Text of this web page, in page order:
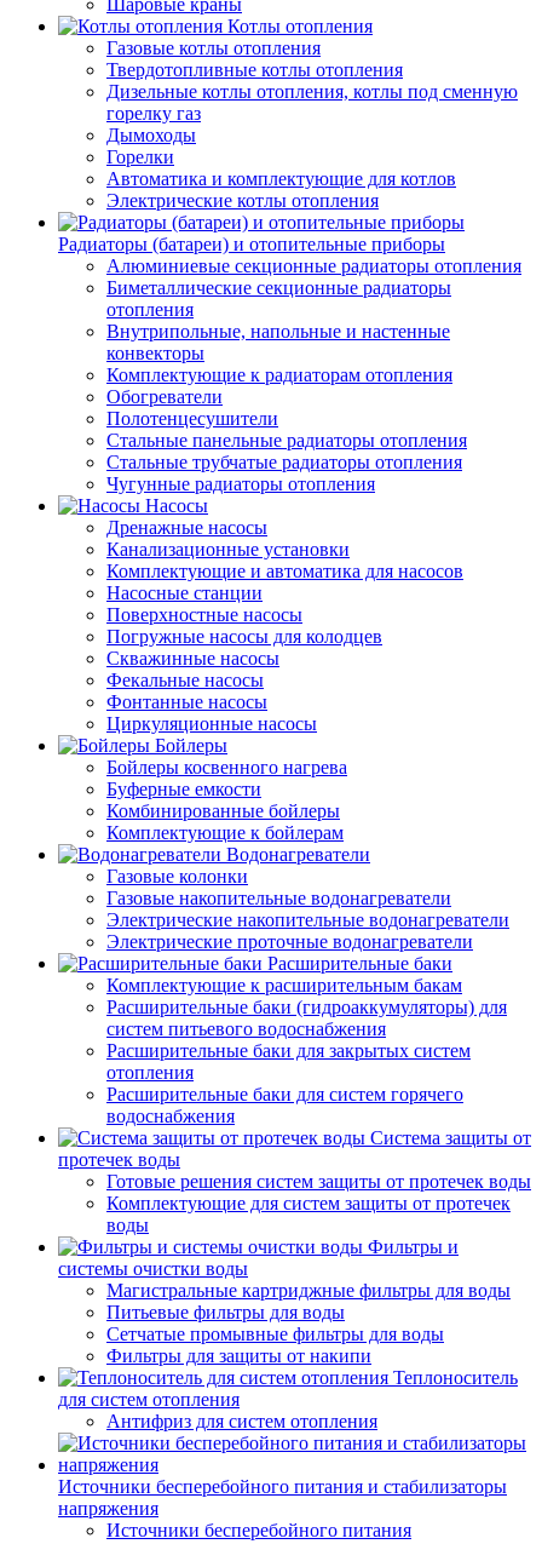
Шаровые краны
Котлы отопления
Газовые котлы отопления
Твердотопливные котлы отопления
Дизельные котлы отопления, котлы под сменную
горелку газ
Дымоходы
Горелки
Автоматика и комплектующие для котлов
Электрические котлы отопления
Радиаторы (батареи) и отопительные приборы
Алюминиевые секционные радиаторы отопления
Биметаллические секционные радиаторы
отопления
Внутрипольные, напольные и настенные
конвекторы
Комплектующие к радиаторам отопления
Обогреватели
Полотенцесушители
Стальные панельные радиаторы отопления
Стальные трубчатые радиаторы отопления
Чугунные радиаторы отопления
Насосы
Дренажные насосы
Канализационные установки
Комплектующие и автоматика для насосов
Насосные станции
Поверхностные насосы
Погружные насосы для колодцев
Скважинные насосы
Фекальные насосы
Фонтанные насосы
Циркуляционные насосы
Бойлеры
Бойлеры косвенного нагрева
Буферные емкости
Комбинированные бойлеры
Комплектующие к бойлерам
Водонагреватели
Газовые колонки
Газовые накопительные водонагреватели
Электрические накопительные водонагреватели
Электрические проточные водонагреватели
Расширительные баки
Комплектующие к расширительным бакам
Расширительные баки (гидроаккумуляторы) для
систем питьевого водоснабжения
Расширительные баки для закрытых систем
отопления
Расширительные баки для систем горячего
водоснабжения
Система защиты от
протечек воды
Готовые решения систем защиты от протечек воды
Комплектующие для систем защиты от протечек
воды
Фильтры и
системы очистки воды
Магистральные картриджные фильтры для воды
Питьевые фильтры для воды
Сетчатые промывные фильтры для воды
Фильтры для защиты от накипи
Теплоноситель
для систем отопления
Антифриз для систем отопления
Источники бесперебойного питания и стабилизаторы
напряжения
Источники бесперебойного питания